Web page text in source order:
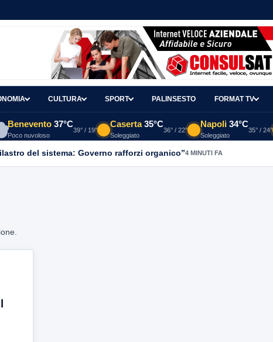
CULTURA SPORT PALINSESTO FORMAT TV
Benevento 37°C
Poco nuvoloso
39° / 19°
Caserta 35°C
Soleggiato
36° / 22°
Napoli 34°C
Soleggiato
35° / 24°
del sistema: Governo rafforzi organico”4 MINUTI FA